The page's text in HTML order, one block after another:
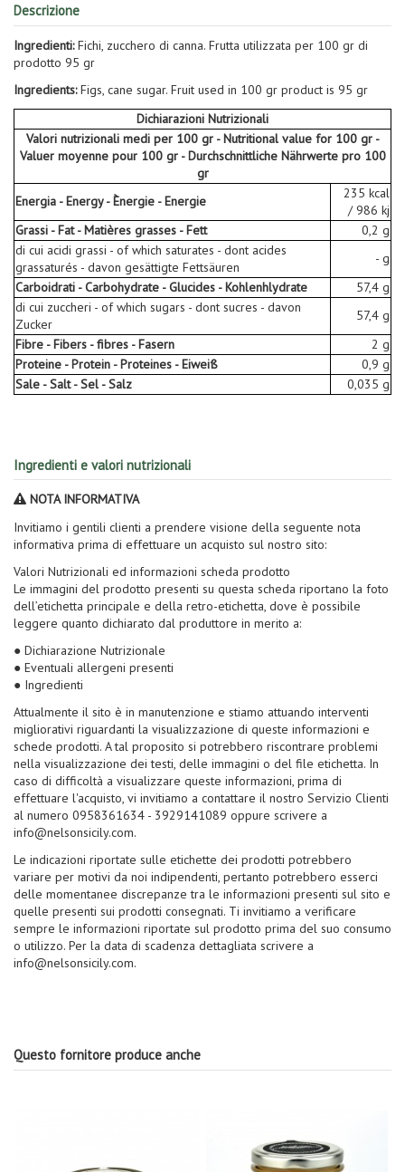
Descrizione
Ingredienti:Fichi, zucchero di canna. Frutta utilizzata per 100 gr di
prodotto 95 gr
Ingredients:Figs, cane sugar. Fruit used in 100 gr product is 95 gr
Dichiarazioni Nutrizionali
Valori nutrizionali medi per 100 gr - Nutritional value for 100 gr -
Valuer moyenne pour 100 gr - Durchschnittliche Nährwerte pro 100
gr
Energia - Energy - Ènergie - Energie
235 kcal
/ 986 kj
Grassi - Fat - Matières grasses - Fett
0,2 g
di cui acidi grassi - of which saturates - dont acides
grassaturés - davon gesättigte Fettsäuren
- g
Carboidrati - Carbohydrate - Glucides - Kohlenhlydrate
57,4 g
di cui zuccheri - of which sugars - dont sucres - davon
Zucker
57,4 g
Fibre - Fibers - fibres - Fasern
2 g
Proteine - Protein - Proteines - Eiweiß
0,9 g
Sale - Salt - Sel - Salz
0,035 g
Ingredienti e valori nutrizionali
NOTA INFORMATIVA
Invitiamo i gentili clienti a prendere visione della seguente nota
informativa prima di effettuare un acquisto sul nostro sito:
Valori Nutrizionali ed informazioni scheda prodotto
Le immagini del prodotto presenti su questa scheda riportano la foto
dell’etichetta principale e della retro-etichetta, dove è possibile
leggere quanto dichiarato dal produttore in merito a:
● Dichiarazione Nutrizionale
● Eventuali allergeni presenti
● Ingredienti
Attualmente il sito è in manutenzione e stiamo attuando interventi
migliorativi riguardanti la visualizzazione di queste informazioni e
schede prodotti. A tal proposito si potrebbero riscontrare problemi
nella visualizzazione dei testi, delle immagini o del file etichetta. In
caso di difficoltà a visualizzare queste informazioni, prima di
effettuare l'acquisto, vi invitiamo a contattare il nostro Servizio Clienti
al numero 0958361634 - 3929141089 oppure scrivere a
info@nelsonsicily.com.
Le indicazioni riportate sulle etichette dei prodotti potrebbero
variare per motivi da noi indipendenti, pertanto potrebbero esserci
delle momentanee discrepanze tra le informazioni presenti sul sito e
quelle presenti sui prodotti consegnati. Ti invitiamo a verificare
sempre le informazioni riportate sul prodotto prima del suo consumo
o utilizzo. Per la data di scadenza dettagliata scrivere a
info@nelsonsicily.com.
Questo fornitore produce anche